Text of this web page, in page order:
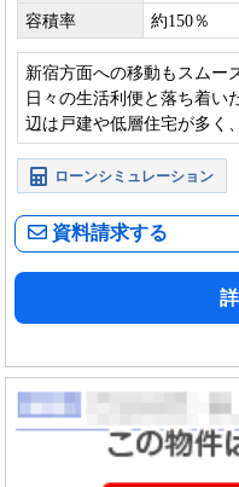
容積率
約150％
新宿方面への移動もスムー
日々の生活利便と落ち着い
辺は戸建や低層住宅が多く
め、静かな住環境を重視す
ローンシミュレーション
資料請求する